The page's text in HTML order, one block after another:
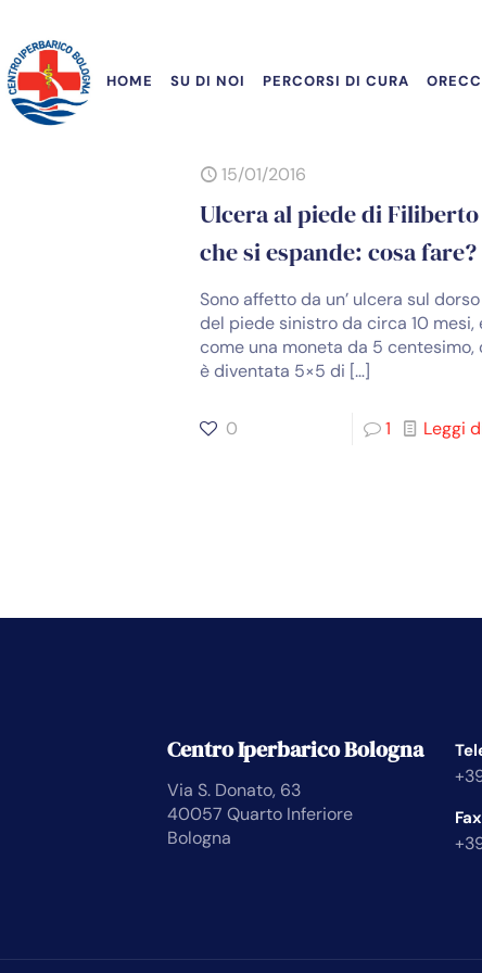
HOME SU DI NOI PERCORSI DI CURA
15/01/2016
Ulcera al piede di Filiberto
che si espande: cosa fare?
Sono affetto da un’ ulcera sul dorso
del piede sinistro da circa 10 mesi,
come una moneta da 5 centesimo,
è diventata 5×5 di […]
0 1 Leggi
Centro Iperbarico Bologna
Via S. Donato, 63
40057 Quarto Inferiore
Bologna
Fax